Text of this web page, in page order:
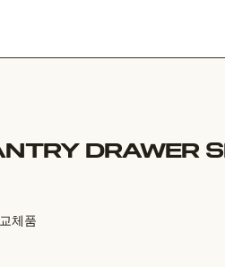
DRAWER
체품